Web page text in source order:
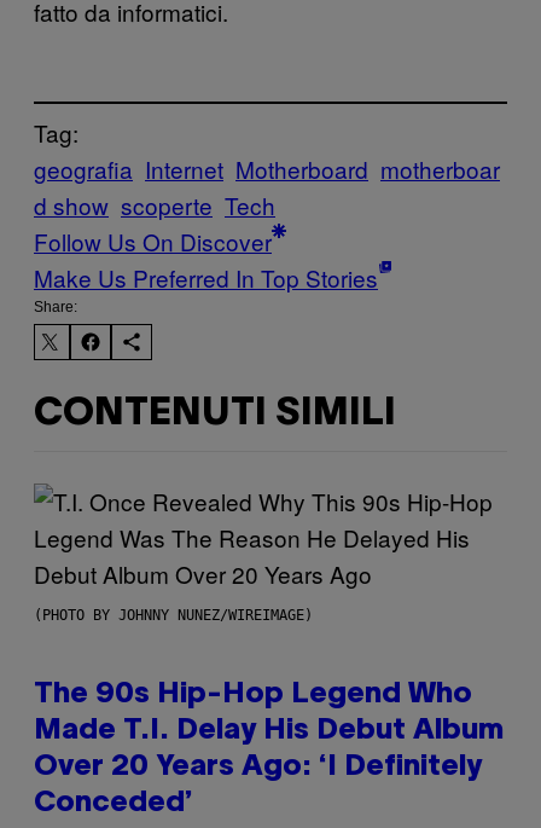
fatto da informatici.
Tag:
geografia Internet Motherboard motherboar
d show scoperte Tech
Follow Us On Discover
Make Us Preferred In Top Stories
Share:
CONTENUTI SIMILI
(PHOTO BY JOHNNY NUNEZ/WIREIMAGE)
The 90s Hip-Hop Legend Who
Made T.I. Delay His Debut Album
Over 20 Years Ago: ‘I Definitely
Conceded’